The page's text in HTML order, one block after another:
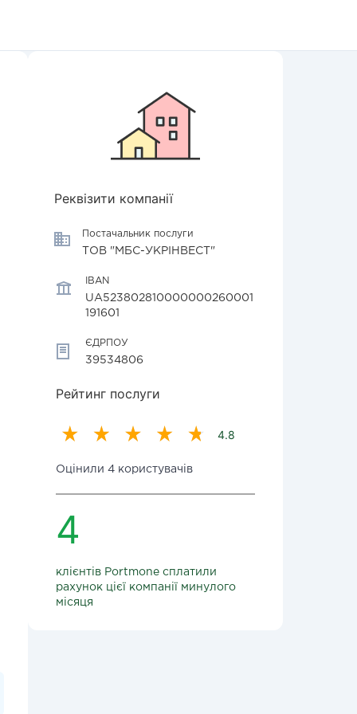
Реквізити компанії
Постачальник послуги
ТОВ "МБС-УКРІНВЕСТ"
IBAN
UA523802810000000260001
191601
ЄДРПОУ
39534806
Рейтинг послуги
4.8
Оцінили 4 користувачів
4
клієнтів Portmone сплатили
рахунок цієї компанії минулого
місяця